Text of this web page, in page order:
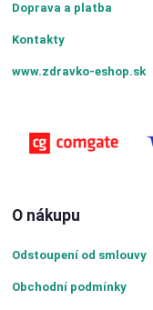
Doprava a platba
Kontakty
www.zdravko-eshop.sk
O nákupu
Odstoupení od smlouvy
Obchodní podmínky